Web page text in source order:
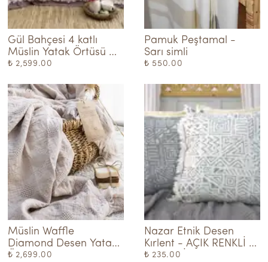
Gül Bahçesi 4 katlı
Müslin Yatak Örtüsü
Pike - Pembe
₺ 2,599.00
Pamuk Peştamal -
Sarı simli
₺ 550.00
Müslin Waffle
Diamond Desen Yatak
Örtüsü - Bej
₺ 2,699.00
Nazar Etnik Desen
Kırlent - AÇIK RENKLİ
ANTRASİT
₺ 235.00